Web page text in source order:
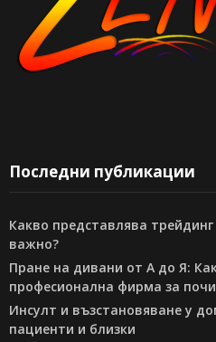
Последни публикации
Какво представлява
важно?
Пране на дивани от А до Я:
професионална фирма за
Инсулт и възстановяване у
пациенти и близки